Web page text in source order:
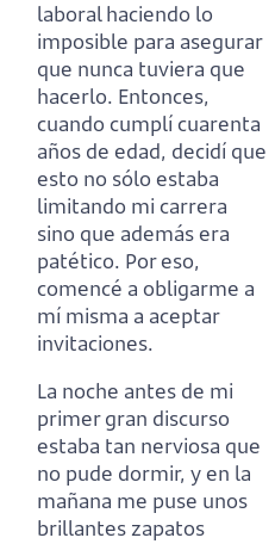
laboral haciendo lo
imposible para asegurar
que nunca tuviera que
hacerlo. Entonces,
cuando cumplí cuarenta
años de edad, decidí que
esto no sólo estaba
limitando mi carrera
sino que además era
patético. Por eso,
comencé a obligarme a
mí misma a aceptar
invitaciones.
La noche antes de mi
primer gran discurso
estaba tan nerviosa que
no pude dormir, y en la
mañana me puse unos
brillantes zapatos